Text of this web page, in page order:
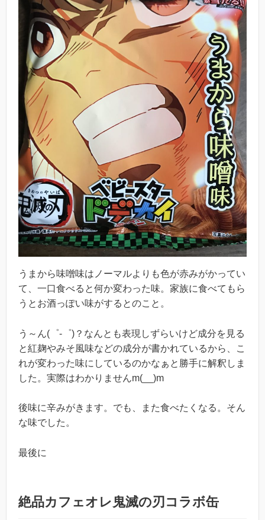
うまから味噌味はノーマルよりも色が赤みがかってい
て、一口食べると何か変わった味。家族に食べてもら
うとお酒っぽい味がするとのこと。
う～ん(゜-゜)？なんとも表現しずらいけど成分を見る
と紅麹やみそ風味などの成分が書かれているから、こ
れが変わった味にしているのかなぁと勝手に解釈しま
した。実際はわかりませんm(__)m
後味に辛みがきます。でも、また食べたくなる。そん
な味でした。
最後に
絶品カフェオレ鬼滅の刃コラボ缶